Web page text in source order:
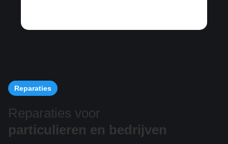
Reparaties
Reparaties voor
particulieren en bedrijven